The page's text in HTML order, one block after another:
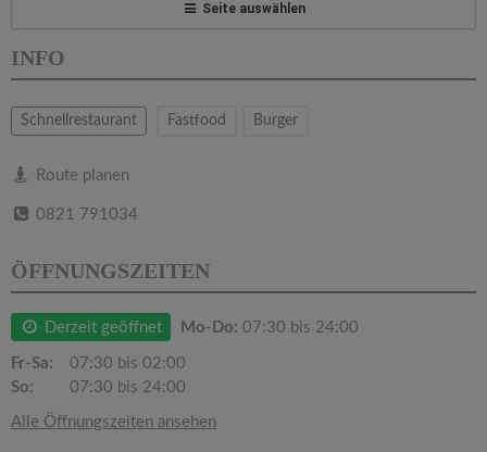
Seite auswählen
INFO
Schnellrestaurant Fastfood Burger
Route planen
0821 791034
ÖFFNUNGSZEITEN
Derzeit geöffnet Mo-Do: 07:30 bis 24:00
Fr-Sa:
07:30 bis 02:00
So:
07:30 bis 24:00
Alle Öffnungszeiten ansehen
a
v
a
t
i